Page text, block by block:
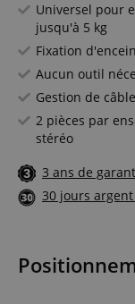
Universel pour
jusqu'à 5 kg
Fixation
Aucun outil
Gestion de
2 pièces par
stéréo
3 ans de
30 jours